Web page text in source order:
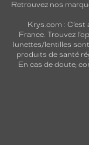
Retrouvez nos
Krys.com :
France. Trouvez
lunettes/lentilles
produits de santé
En cas de doute,